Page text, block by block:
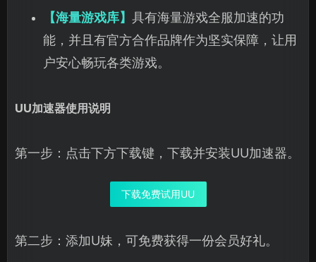
【海量游戏库】 具有海量游戏全服加速的功
能，并且有官方合作品牌作为坚实保障，让用
户安心畅玩各类游戏。
UU加速器使用说明
第一步：点击下方下载键，下载并安装UU加速器。
下载免费试用UU
第二步：添加U妹，可免费获得一份会员好礼。